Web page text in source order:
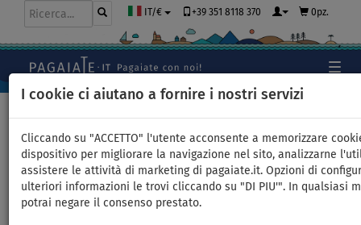
I cookie ci aiutano a fornire i nostri servizi
Cliccando su "ACCETTO" l'utente acconsente a memorizzare
dispositivo per migliorare la navigazione nel sito, analizzarne
assistere le attività di marketing di pagaiate.it. Opzioni di
ulteriori informazioni le trovi cliccando su "DI PIU'". In qualsiasi
potrai negare il consenso prestato.
IT/€ +39 351 8118 370 0pz.
SUP GLADIATOR PRO 11'2 - SUP
gonfiabile - opzione: start set